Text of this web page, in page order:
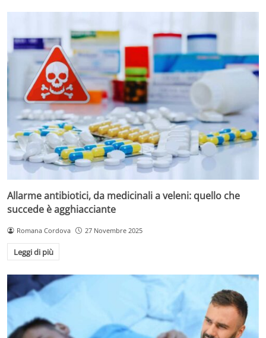
Allarme antibiotici, da medicinali a veleni: quello che
succede è agghiacciante
Romana Cordova 27 Novembre 2025
Leggi di più